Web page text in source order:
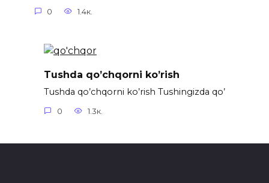
0 1.4к.
Tushda qo’chqorni ko’rish
Tushda qo’chqorni ko’rish Tushingizda qo’
0 1.3к.